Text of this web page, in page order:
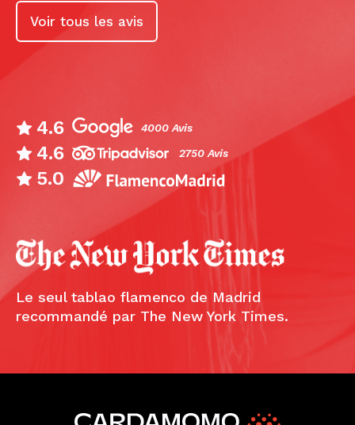
Voir tous les avis
4.6 4000 Avis
4.6 2750 Avis
5.0
Le seul tablao flamenco de Madrid
recommandé par The New York Times.